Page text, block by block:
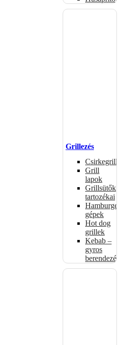
Grillezés
Csirkegrillek
Grill
lapok
Grillsütők
tartozékai
gépek
Hot dog
grillek
Kebab –
gyros
berendezés